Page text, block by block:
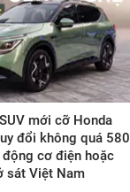
mới cỡ Honda
đổi không quá 580
cơ điện hoặc
sát Việt Nam